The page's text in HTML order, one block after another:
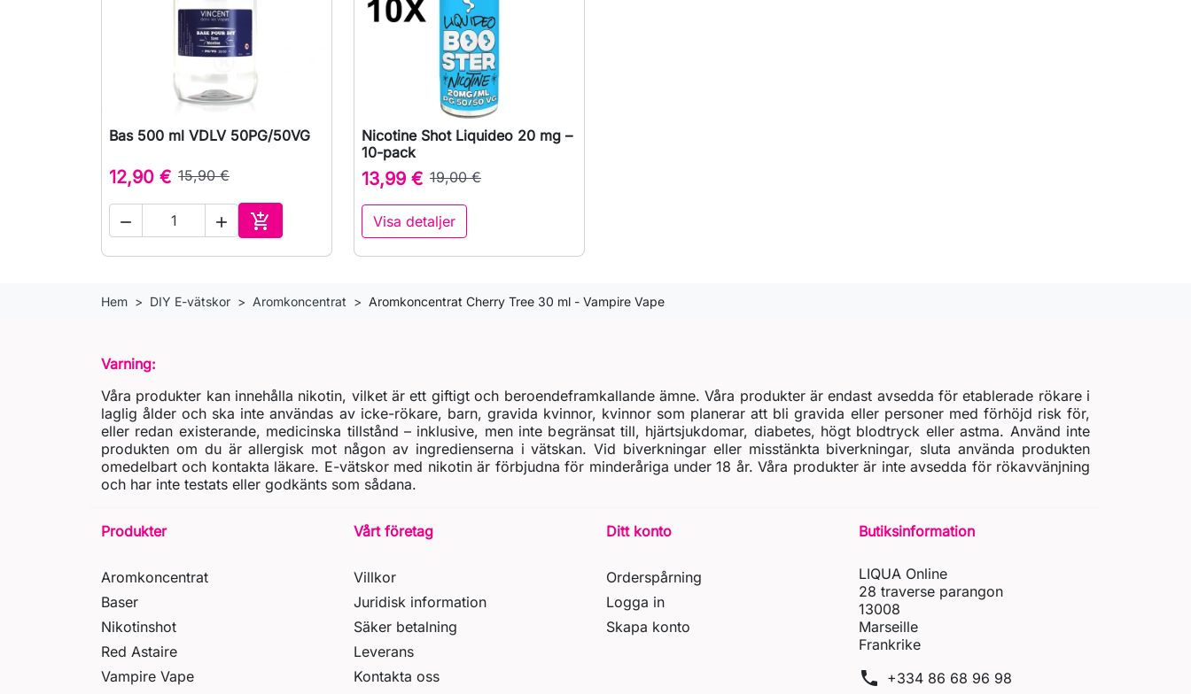
 Snabbvy
Bas 500 ml VDLV 50PG/50VG
12,90 € 15,90 €
  
Lägg till i varukorgen
 Snabbvy
Nicotine Shot Liquideo 20 mg –
10-pack
13,99 € 19,00 €
Visa detaljer
Hem DIY E-vätskor Aromkoncentrat Aromkoncentrat Cherry Tree 30 ml - Vampire Vape
Varning:
Våra produkter kan innehålla nikotin, vilket är ett giftigt och beroendeframkallande ämne. Våra produkter är endast avsedda för etablerade rökare i
laglig ålder och ska inte användas av icke-rökare, barn, gravida kvinnor, kvinnor som planerar att bli gravida eller personer med förhöjd risk för,
eller redan existerande, medicinska tillstånd – inklusive, men inte begränsat till, hjärtsjukdomar, diabetes, högt blodtryck eller astma. Använd inte
produkten om du är allergisk mot någon av ingredienserna i vätskan. Vid biverkningar eller misstänkta biverkningar, sluta använda produkten
omedelbart och kontakta läkare. E-vätskor med nikotin är förbjudna för minderåriga under 18 år. Våra produkter är inte avsedda för rökavvänjning
och har inte testats eller godkänts som sådana.
Produkter
Aromkoncentrat
Baser
Nikotinshot
Red Astaire
Vampire Vape
Vårt företag
Villkor
Juridisk information
Säker betalning
Leverans
Kontakta oss
Ditt konto
Orderspårning
Logga in
Skapa konto
Butiksinformation
LIQUA Online
28 traverse parangon
13008
Marseille
Frankrike
phone +334 86 68 96 98